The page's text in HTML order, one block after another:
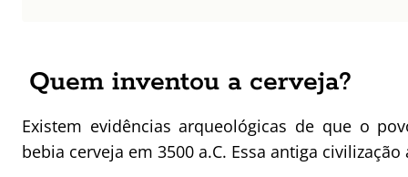
Quem inventou a cerveja?
Existem evidências arqueológicas de que o
bebia cerveja em 3500 a.C. Essa antiga